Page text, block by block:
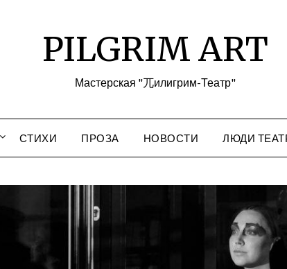
PILGRIM ART
Мастерская "兀илигрим-Театр"
СТИХИ ПРОЗА НОВОСТИ ЛЮДИ